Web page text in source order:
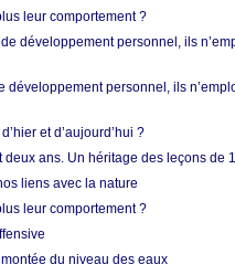
leur comportement ?
développement personnel, ils
personnel, ils
et d’aujourd’hui ?
ans. Un héritage des leçons de
liens avec la nature
leur comportement ?
du niveau des eaux